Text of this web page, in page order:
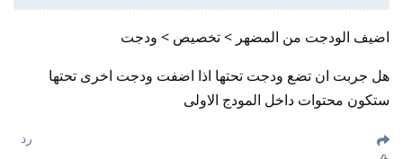
اضيف الودجت من المضهر > تخصيص > ودجت
هل جربت ان تضع ودجت تحتها اذا اضفت ودجت اخرى تحتها
ستكون محتوات داخل المودج الاولى
رد